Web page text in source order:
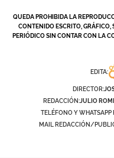
QUEDA PROHIBIDA LA
CONTENIDO ESCRITO,
PERIÓDICO SIN CONTAR CON LA
EDITA:
DIRECTOR:
REDACCIÓN:JULIO
TELÉFONO Y
MAIL REDACCIÓN/